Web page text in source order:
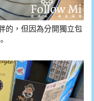
的，但因為分開獨立包